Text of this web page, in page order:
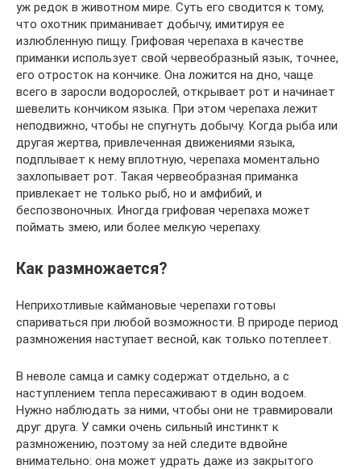
уж редок в животном мире. Суть его сводится к тому,
что охотник приманивает добычу, имитируя ее
излюбленную пищу. Грифовая черепаха в качестве
приманки использует свой червеобразный язык, точнее,
его отросток на кончике. Она ложится на дно, чаще
всего в заросли водорослей, открывает рот и начинает
шевелить кончиком языка. При этом черепаха лежит
неподвижно, чтобы не спугнуть добычу. Когда рыба или
другая жертва, привлеченная движениями языка,
подплывает к нему вплотную, черепаха моментально
захлопывает рот. Такая червеобразная приманка
привлекает не только рыб, но и амфибий, и
беспозвоночных. Иногда грифовая черепаха может
поймать змею, или более мелкую черепаху.
Как размножается?
Неприхотливые каймановые черепахи готовы
спариваться при любой возможности. В природе период
размножения наступает весной, как только потеплеет.
В неволе самца и самку содержат отдельно, а с
наступлением тепла пересаживают в один водоем.
Нужно наблюдать за ними, чтобы они не травмировали
друг друга. У самки очень сильный инстинкт к
размножению, поэтому за ней следите вдвойне
внимательно: она может удрать даже из закрытого